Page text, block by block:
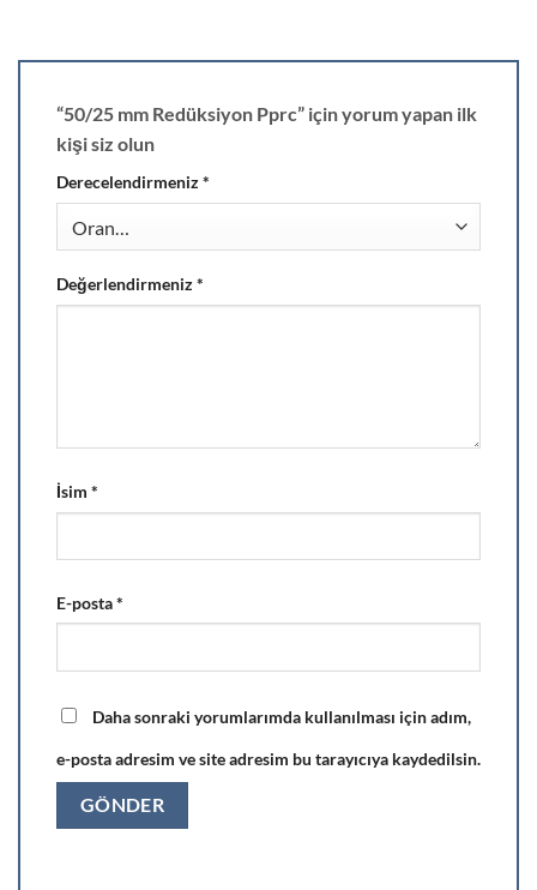
“50/25 mm Redüksiyon Pprc” için yorum yapan ilk
kişi siz olun
Derecelendirmeniz*
Değerlendirmeniz*
İsim *
E-posta*
Daha sonraki yorumlarımda kullanılması için adım,
e-posta adresim ve site adresim bu tarayıcıya kaydedilsin.